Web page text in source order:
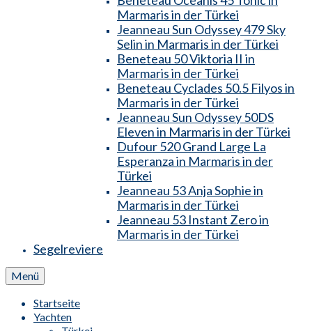
Marmaris in der Türkei
Jeanneau Sun Odyssey 479 Sky
Selin in Marmaris in der Türkei
Beneteau 50 Viktoria II in
Marmaris in der Türkei
Beneteau Cyclades 50.5 Filyos in
Marmaris in der Türkei
Jeanneau Sun Odyssey 50DS
Eleven in Marmaris in der Türkei
Dufour 520 Grand Large La
Esperanza in Marmaris in der
Türkei
Jeanneau 53 Anja Sophie in
Marmaris in der Türkei
Jeanneau 53 Instant Zero in
Marmaris in der Türkei
Segelreviere
Menü
Startseite
Yachten